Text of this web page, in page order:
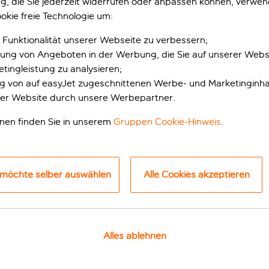
Sport am Meer
in der Carrer dels Terrers gelegenen Magic Sports
Urlaub suchst, da sich bei Zimmern, Restaurants und
gehst, fängt der Spaß erst richtig an. Zur Auswahl
es auch einen Kinder-Club, der sowohl für die Kleinen als
eine Teenager-Disco. Du brauchst auch mal eine
freie Technologie um:
unserer Webseite zu verbessern;
von Angeboten in der Werbung, die Sie auf unserer
zu analysieren;
von auf easyJet zugeschnittenen Werbe- und
Website durch unsere Werbepartner.
finden Sie in unserem Gruppen Cookie-Hinweis.
selber auswählen Alle Cookies akzeptieren
Alles ablehnen